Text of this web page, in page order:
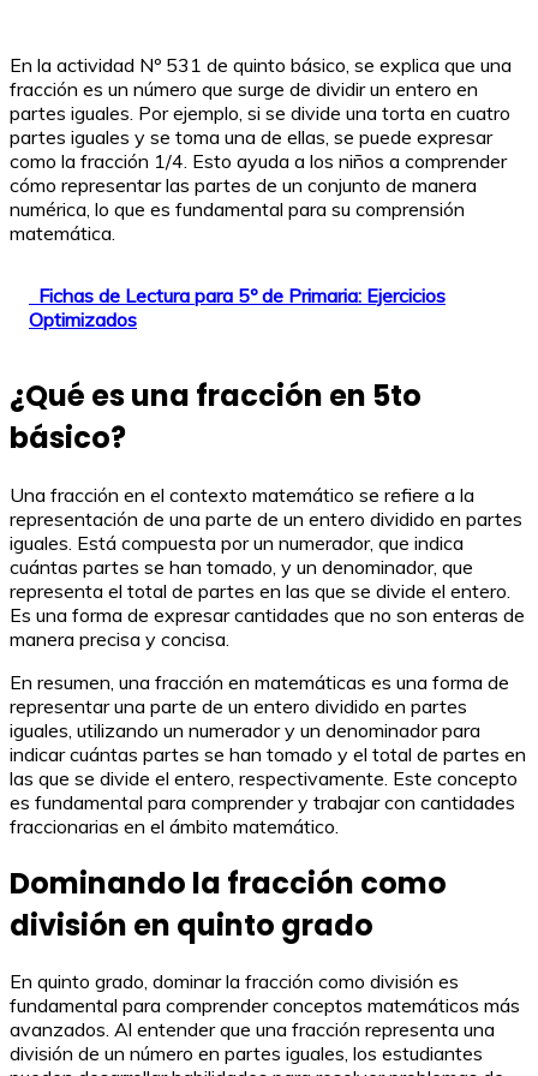
En la actividad Nº 531 de quinto básico, se explica que una
fracción es un número que surge de dividir un entero en
partes iguales. Por ejemplo, si se divide una torta en cuatro
partes iguales y se toma una de ellas, se puede expresar
como la fracción 1/4. Esto ayuda a los niños a comprender
cómo representar las partes de un conjunto de manera
numérica, lo que es fundamental para su comprensión
matemática.
Fichas de Lectura para 5º de Primaria: Ejercicios
Optimizados
¿Qué es una fracción en 5to
básico?
Una fracción en el contexto matemático se refiere a la
representación de una parte de un entero dividido en partes
iguales. Está compuesta por un numerador, que indica
cuántas partes se han tomado, y un denominador, que
representa el total de partes en las que se divide el entero.
Es una forma de expresar cantidades que no son enteras de
manera precisa y concisa.
En resumen, una fracción en matemáticas es una forma de
representar una parte de un entero dividido en partes
iguales, utilizando un numerador y un denominador para
indicar cuántas partes se han tomado y el total de partes en
las que se divide el entero, respectivamente. Este concepto
es fundamental para comprender y trabajar con cantidades
fraccionarias en el ámbito matemático.
Dominando la fracción como
división en quinto grado
En quinto grado, dominar la fracción como división es
fundamental para comprender conceptos matemáticos más
avanzados. Al entender que una fracción representa una
división de un número en partes iguales, los estudiantes